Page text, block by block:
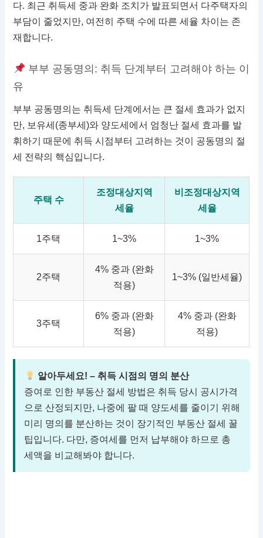
다. 최근 취득세 중과 완화 조치가 발표되면서 다주택자의
부담이 줄었지만, 여전히 주택 수에 따른 세율 차이는 존
재합니다.
부부 공동명의: 취득 단계부터 고려해야 하는 이
유
부부 공동명의는 취득세 단계에서는 큰 절세 효과가 없지
만, 보유세(종부세)와 양도세에서 엄청난 절세 효과를 발
휘하기 때문에 취득 시점부터 고려하는 것이 공동명의 절
세 전략의 핵심입니다.
주택 수
조정대상지역
세율
비조정대상지역
세율
1주택 1~3% 1~3%
2주택
4% 중과 (완화
적용)
1~3% (일반세율)
3주택
6% 중과 (완화
적용)
4% 중과 (완화
적용)
알아두세요! – 취득 시점의 명의 분산
증여로 인한 부동산 절세 방법은 취득 당시 공시가격
으로 산정되지만, 나중에 팔 때 양도세를 줄이기 위해
미리 명의를 분산하는 것이 장기적인 부동산 절세 꿀
팁입니다. 다만, 증여세를 먼저 납부해야 하므로 총
세액을 비교해봐야 합니다.